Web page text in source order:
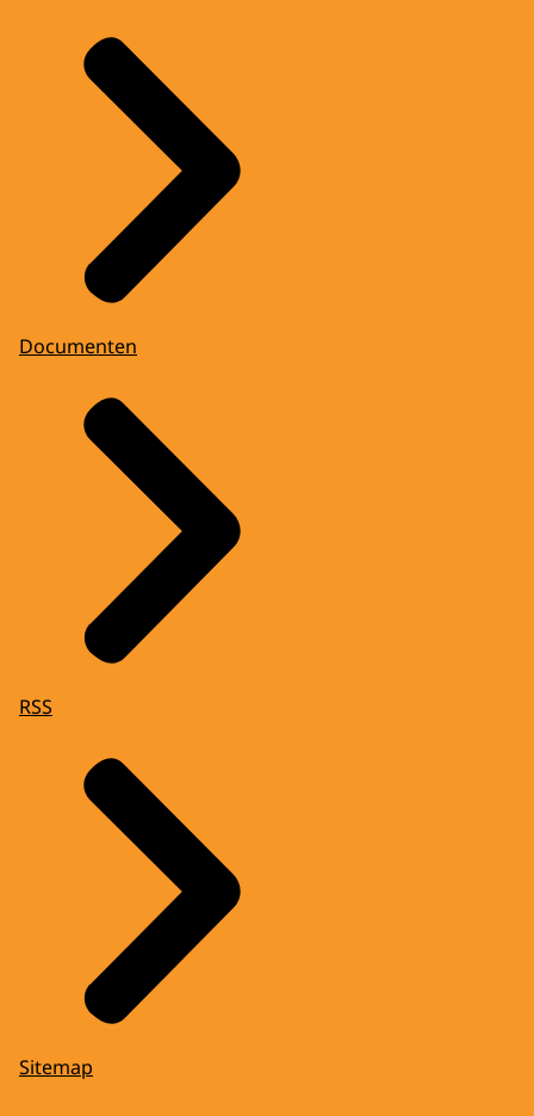
Documenten
RSS
Sitemap